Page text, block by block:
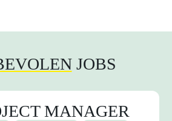
JOBS
MANAGER